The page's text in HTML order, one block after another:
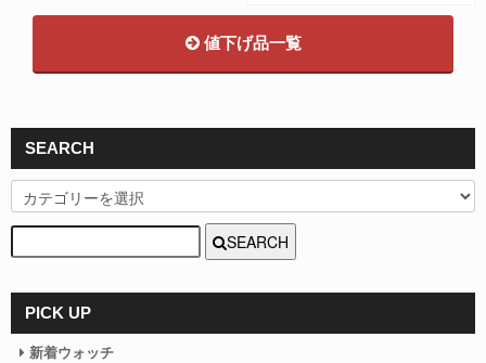
値下げ品一覧
SEARCH
SEARCH
PICK UP
新着ウォッチ